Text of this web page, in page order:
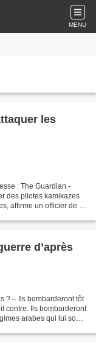
MENU
les
: The Guardian -
des pilotes kamikazes
affirme un officier de la
d’après
? – Ils bombarderont tôt
contre. Ils bombarderont
arabes qui lui sont